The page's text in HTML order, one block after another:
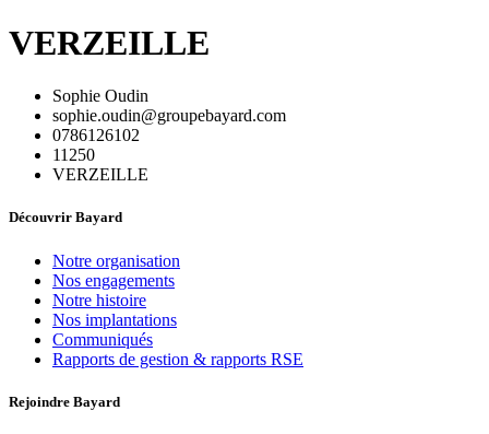
VERZEILLE
Sophie Oudin
sophie.oudin@groupebayard.com
0786126102
11250
VERZEILLE
Découvrir Bayard
Notre organisation
Nos engagements
Notre histoire
Nos implantations
Communiqués
Rapports de gestion & rapports RSE
Rejoindre Bayard